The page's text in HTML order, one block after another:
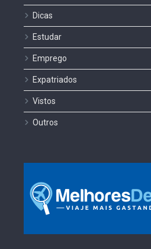
Dicas
Estudar
Emprego
Expatriados
Vistos
Outros